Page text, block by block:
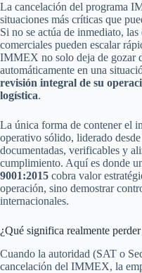
La cancelación del programa
situaciones más críticas que
Si no se actúa de inmediato,
comerciales pueden escalar
IMMEX no solo deja de gozar
automáticamente en una
revisión integral de su
logística.
La única forma de contener el
operativo sólido, liderado
documentadas, verificables y
cumplimiento. Aquí es donde
9001:2015 cobra valor
operación, sino demostrar
internacionales.
¿Qué significa realmente
Cuando la autoridad (SAT o
cancelación del IMMEX, la